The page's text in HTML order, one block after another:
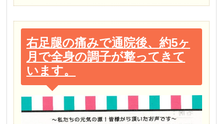
右足腿の痛みで通院後、約5ヶ
月で全身の調子が整ってきて
います。